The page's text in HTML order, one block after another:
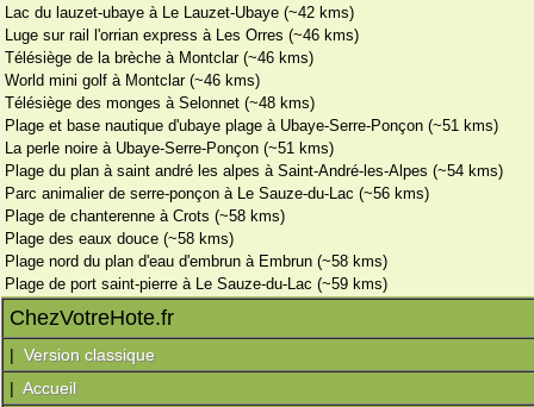
Lac du lauzet-ubaye à Le Lauzet-Ubaye (~42 kms)
Luge sur rail l'orrian express à Les Orres (~46 kms)
Télésiège de la brèche à Montclar (~46 kms)
World mini golf à Montclar (~46 kms)
Télésiège des monges à Selonnet (~48 kms)
Plage et base nautique d'ubaye plage à Ubaye-Serre-Ponçon (~51 kms)
La perle noire à Ubaye-Serre-Ponçon (~51 kms)
Plage du plan à saint andré les alpes à Saint-André-les-Alpes (~54 kms)
Parc animalier de serre-ponçon à Le Sauze-du-Lac (~56 kms)
Plage de chanterenne à Crots (~58 kms)
Plage des eaux douce (~58 kms)
Plage nord du plan d'eau d'embrun à Embrun (~58 kms)
Plage de port saint-pierre à Le Sauze-du-Lac (~59 kms)
ChezVotreHote.fr
| Version classique
| Accueil